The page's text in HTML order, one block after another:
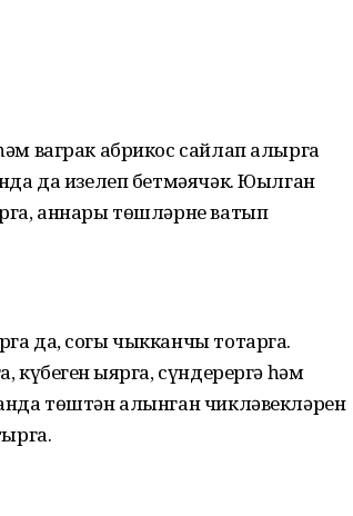
ваграк абрикос сайлап алырга
да изелеп бетмәячәк. Юылган
аннары төшләрне ватып
да, согы чыкканчы тотарга.
җыярга, сүндерергә һәм
төштән алынган чикләвекләрен